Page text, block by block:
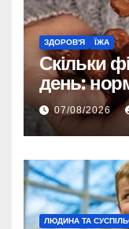
ЗДОРОВ'Я ЇЖА
Скільки
день:
енергії
07/08/2026
ЛЮДИНА ТА